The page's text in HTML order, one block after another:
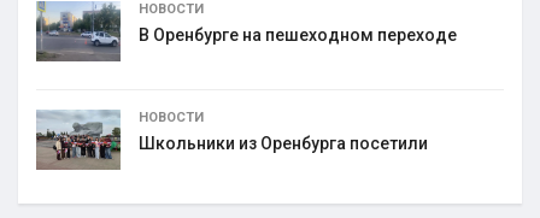
НОВОСТИ
В Оренбурге на пешеходном переходе
НОВОСТИ
Школьники из Оренбурга посетили